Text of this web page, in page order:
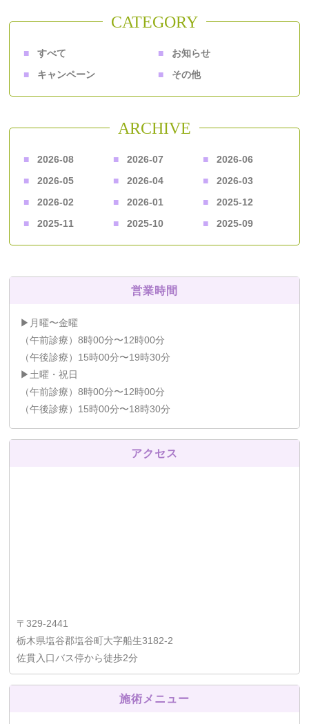
CATEGORY
すべて
お知らせ
キャンペーン
その他
ARCHIVE
2026-08 2026-07
2026-06
2026-05
2026-04
2026-03
2026-02
2026-01
2025-12
2025-11
2025-10 2025-09
営業時間
▶月曜〜金曜
（午前診療）8時00分〜12時00分
（午後診療）15時00分〜19時30分
▶土曜・祝日
（午前診療）8時00分〜12時00分
（午後診療）15時00分〜18時30分
アクセス
〒329-2441
栃木県塩谷郡塩谷町大字船生3182-2
佐貫入口バス停から徒歩2分
施術メニュー